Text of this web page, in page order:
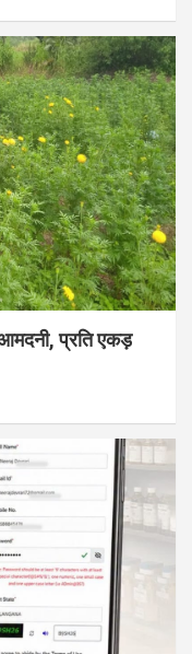
प्रति एकड़